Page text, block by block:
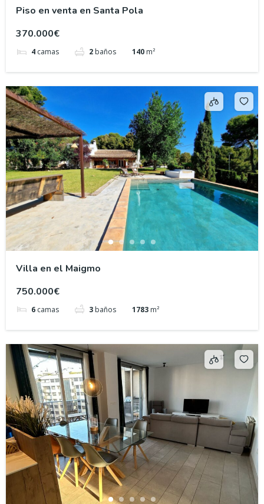
Piso en venta en Santa Pola
370.000€
4 camas 2 baños 140 m²
Villa en el Maigmo
750.000€
6 camas 3 baños 1783 m²